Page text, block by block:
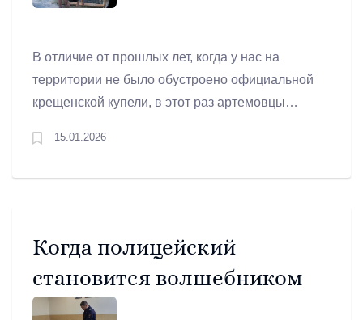
В отличие от прошлых лет, когда у нас на
территории не было обустроено официальной
крещенской купели, в этот раз артемовцы
селе Покровском, в районе плотины
до 15.00 19 января.
15.01.2026
Когда полицейский
становится волшебником